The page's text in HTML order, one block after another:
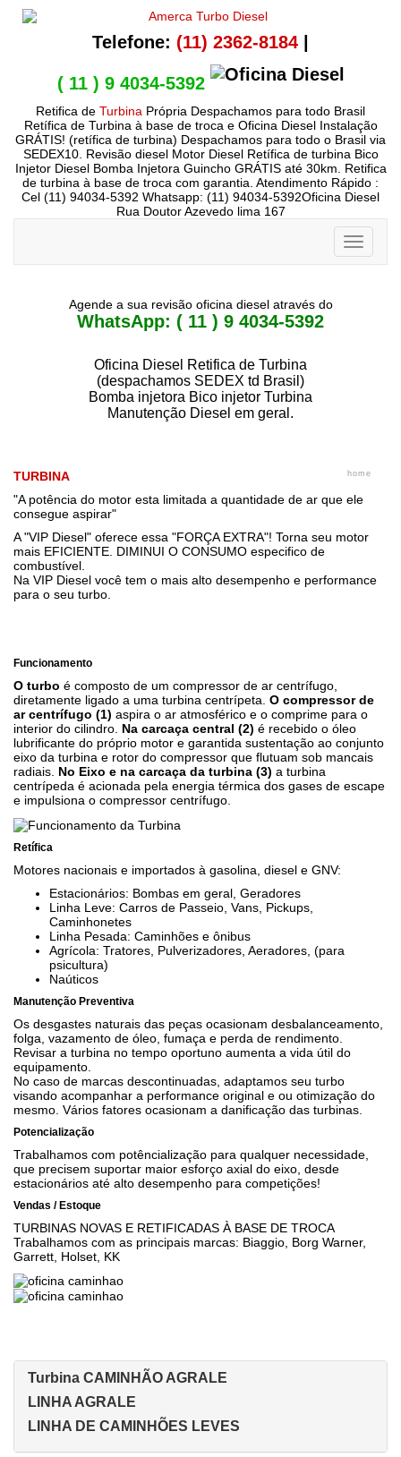
Telefone: (11) 2362-8184
( 11 ) 9 4034-5392
Retifica de Turbina Própria Despachamos para todo Brasil
Retífica de Turbina à base de troca e Oficina Diesel Instalação
GRÁTIS! (retífica de turbina) Despachamos para todo o Brasil via
SEDEX10. Revisão diesel Motor Diesel Retífica de turbina Bico
Injetor Diesel Bomba Injetora Guincho GRÁTIS até 30km. Retifica
de turbina à base de troca com garantia. Atendimento Rápido :
Cel (11) 94034-5392 Whatsapp: (11) 94034-5392Oficina Diesel
Rua Doutor Azevedo lima 167
Toggle
Agende a sua revisão oficina diesel através do
WhatsApp: ( 11 ) 9 4034-5392
Oficina Diesel Retifica de Turbina
(despachamos SEDEX td Brasil)
Bomba injetora Bico injetor Turbina
Manutenção Diesel em geral.
TURBINA home
"A potência do motor esta limitada a quantidade de ar que ele
consegue aspirar"
A "VIP Diesel" oferece essa "FORÇA EXTRA"! Torna seu motor
mais EFICIENTE. DIMINUI O CONSUMO especifico de
combustível.
Na VIP Diesel você tem o mais alto desempenho e performance
para o seu turbo.
Funcionamento
O turbo é composto de um compressor de ar centrífugo,
diretamente ligado a uma turbina centrípeta. O compressor de
ar centrífugo (1) aspira o ar atmosférico e o comprime para o
interior do cilindro. Na carcaça central (2) é recebido o óleo
lubrificante do próprio motor e garantida sustentação ao conjunto
eixo da turbina e rotor do compressor que flutuam sob mancais
radiais. No Eixo e na carcaça da turbina (3) a turbina
centrípeda é acionada pela energia térmica dos gases de escape
e impulsiona o compressor centrífugo.
Retífica
Motores nacionais e importados à gasolina, diesel e GNV:
Estacionários: Bombas em geral, Geradores
Linha Leve: Carros de Passeio, Vans, Pickups,
Caminhonetes
Linha Pesada: Caminhões e ônibus
Agrícola: Tratores, Pulverizadores, Aeradores, (para
psicultura)
Naúticos
Manutenção Preventiva
Os desgastes naturais das peças ocasionam desbalanceamento,
folga, vazamento de óleo, fumaça e perda de rendimento.
Revisar a turbina no tempo oportuno aumenta a vida útil do
equipamento.
No caso de marcas descontinuadas, adaptamos seu turbo
visando acompanhar a performance original e ou otimização do
mesmo. Vários fatores ocasionam a danificação das turbinas.
Potencialização
Trabalhamos com potêncialização para qualquer necessidade,
que precisem suportar maior esforço axial do eixo, desde
estacionários até alto desempenho para competições!
Vendas / Estoque
TURBINAS NOVAS E RETIFICADAS À BASE DE TROCA
Trabalhamos com as principais marcas: Biaggio, Borg Warner,
Garrett, Holset, KK
Turbina CAMINHÃO AGRALE
LINHA AGRALE
LINHA DE CAMINHÕES LEVES